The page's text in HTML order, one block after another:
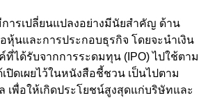
ารเปลี่ยนแปลงอย่างมีนัยสำคัญ ด้าน
หุ้นและการประกอบธุรกิจ โดยจะนำเงิน
ได้รับจากการระดมทุน (IPO) ไปใช้ตาม
ปิดเผยไว้ในหนังสือชี้ชวน เป็นไปตาม
เพื่อให้เกิดประโยชน์สูงสุดแก่บริษัทและ